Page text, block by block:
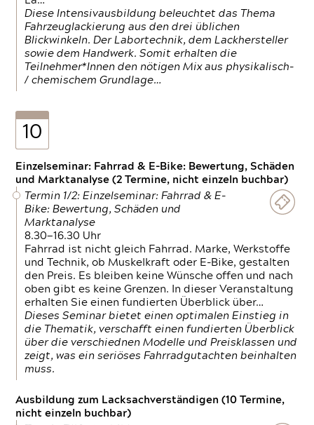
Diese Intensivausbildung beleuchtet das Thema
Fahrzeuglackierung aus den drei üblichen
Blickwinkeln. Der Labortechnik, dem Lackhersteller
sowie dem Handwerk. Somit erhalten die
Teilnehmer*Innen den nötigen Mix aus physikalisch-
/ chemischem Grundlage…
10
Einzelseminar: Fahrrad & E-Bike: Bewertung, Schäden
und Marktanalyse (2 Termine, nicht einzeln buchbar)
Termin 1/2: Einzelseminar: Fahrrad & E-
Bike: Bewertung, Schäden und
Marktanalyse
8.30—16.30 Uhr
Fahrrad ist nicht gleich Fahrrad. Marke, Werkstoffe
und Technik, ob Muskelkraft oder E-Bike, gestalten
den Preis. Es bleiben keine Wünsche offen und nach
oben gibt es keine Grenzen. In dieser Veranstaltung
erhalten Sie einen fundierten Überblick über…
Dieses Seminar bietet einen optimalen Einstieg in
die Thematik, verschafft einen fundierten Überblick
über die verschiednen Modelle und Preisklassen und
zeigt, was ein seriöses Fahrradgutachten beinhalten
muss.
Ausbildung zum Lacksachverständigen (10 Termine,
nicht einzeln buchbar)